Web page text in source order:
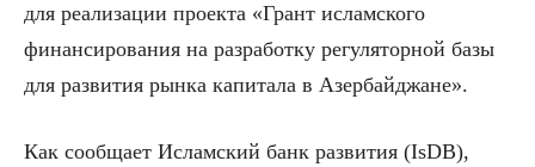
для реализации проекта «Грант исламского
финансирования на разработку регуляторной базы
для развития рынка капитала в Азербайджане».
Как сообщает Исламский банк развития (IsDB),